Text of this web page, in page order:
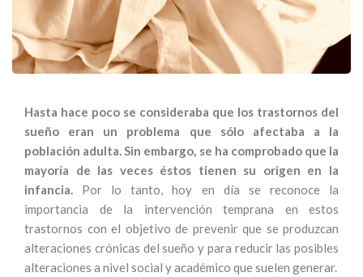
Hasta hace poco se consideraba que los trastornos del
sueño eran un problema que sólo afectaba a la
población adulta. Sin embargo, se ha comprobado que la
mayoría de las veces éstos tienen su origen en la
infancia.
Por lo tanto, hoy en día se reconoce la
importancia de la intervención temprana en estos
trastornos con el objetivo de prevenir que se produzcan
alteraciones crónicas del sueño y para reducir las posibles
alteraciones a nivel social y académico que suelen generar.